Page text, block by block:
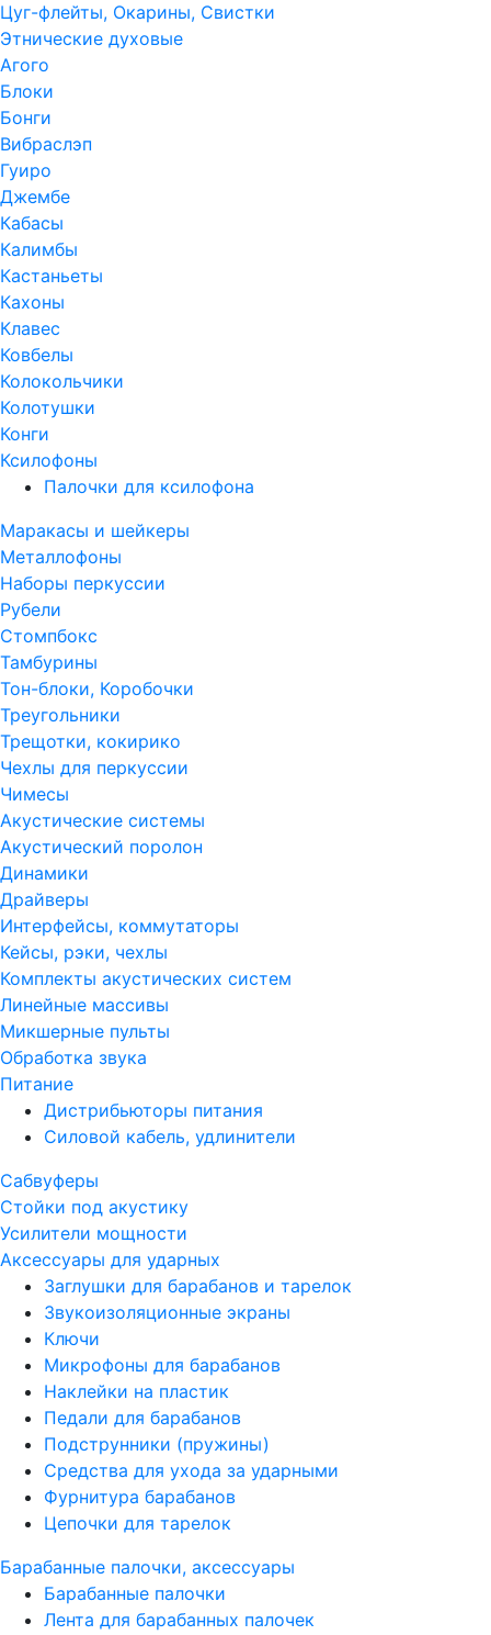
Цуг-флейты, Окарины, Свистки
Этнические духовые
Агого
Блоки
Бонги
Вибраслэп
Гуиро
Джембе
Кабасы
Калимбы
Кастаньеты
Кахоны
Клавес
Ковбелы
Колокольчики
Колотушки
Конги
Ксилофоны
Палочки для ксилофона
Маракасы и шейкеры
Металлофоны
Наборы перкуссии
Рубели
Стомпбокс
Тамбурины
Тон-блоки, Коробочки
Треугольники
Трещотки, кокирико
Чехлы для перкуссии
Чимесы
Акустические системы
Акустический поролон
Динамики
Драйверы
Интерфейсы, коммутаторы
Кейсы, рэки, чехлы
Комплекты акустических систем
Линейные массивы
Микшерные пульты
Обработка звука
Питание
Дистрибьюторы питания
Силовой кабель, удлинители
Сабвуферы
Стойки под акустику
Усилители мощности
Аксессуары для ударных
Заглушки для барабанов и тарелок
Звукоизоляционные экраны
Ключи
Микрофоны для барабанов
Наклейки на пластик
Педали для барабанов
Подструнники (пружины)
Средства для ухода за ударными
Фурнитура барабанов
Цепочки для тарелок
Барабанные палочки, аксессуары
Барабанные палочки
Лента для барабанных палочек